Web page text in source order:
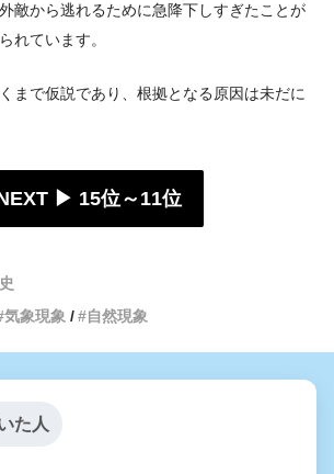
敵から逃れるために急降下しすぎたことが
れています。
まで仮説であり、根拠となる原因は未だに
NEXT ▶︎ 15位～11位
気象現象 自然現象
た人